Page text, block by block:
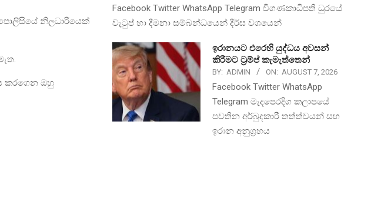
නිලධාරියෙක්
කරගෙන ඔහු
Facebook Twitter WhatsApp Telegram විගණකාධිපති ධුරයේ
වැටුප් හා දීමනා සම්බන්ධයෙන් දීර්ඝ වශයෙන්
ඉරානයට එරෙහි යුද්ධය අවසන්
කිරීමට ට්‍රම්ප් කැමැත්තෙන්
BY: ADMIN ON: AUGUST 7, 2026
Facebook Twitter WhatsApp
Telegram මැදපෙරදිග කලාපයේ
පවතින අර්බුදකාරී තත්ත්වයන් සහ
ඉරාන අනුග්‍රහය